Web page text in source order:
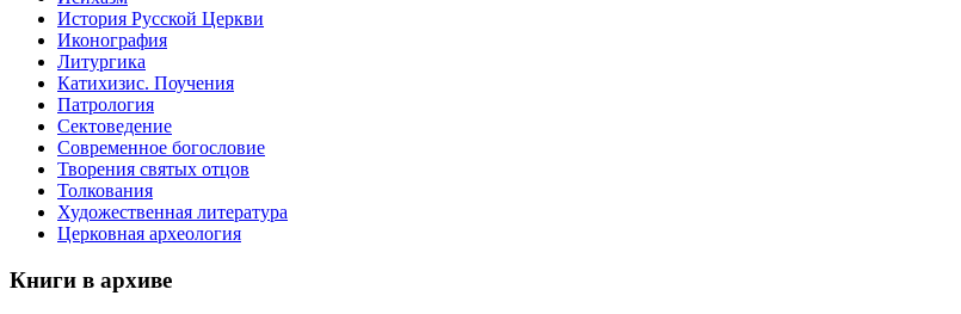
История Русской Церкви
Иконография
Литургика
Катихизис. Поучения
Патрология
Сектоведение
Современное богословие
Творения святых отцов
Толкования
Художественная литература
Церковная археология
Книги в архиве